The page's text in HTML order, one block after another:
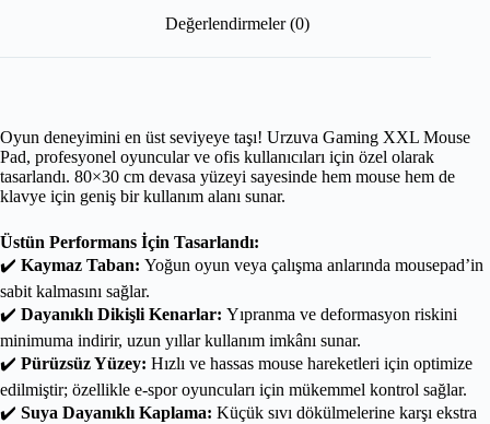
Değerlendirmeler (0)
Oyun deneyimini en üst seviyeye taşı! Urzuva Gaming XXL Mouse
Pad, profesyonel oyuncular ve ofis kullanıcıları için özel olarak
tasarlandı. 80×30 cm devasa yüzeyi sayesinde hem mouse hem de
klavye için geniş bir kullanım alanı sunar.
Üstün Performans İçin Tasarlandı:
✔️ Kaymaz Taban: Yoğun oyun veya çalışma anlarında mousepad’in
sabit kalmasını sağlar.
✔️ Dayanıklı Dikişli Kenarlar: Yıpranma ve deformasyon riskini
minimuma indirir, uzun yıllar kullanım imkânı sunar.
✔️ Pürüzsüz Yüzey: Hızlı ve hassas mouse hareketleri için optimize
edilmiştir; özellikle e-spor oyuncuları için mükemmel kontrol sağlar.
✔️ Suya Dayanıklı Kaplama: Küçük sıvı dökülmelerine karşı ekstra